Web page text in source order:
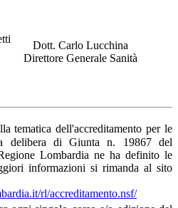
Dott. Carlo Lucchina
Direttore Generale Sanità
tematica dell'accreditamento per le
delibera di Giunta n. 19867 del
Lombardia ne ha definito le
informazioni si rimanda al sito
rl/accreditamento.nsf/